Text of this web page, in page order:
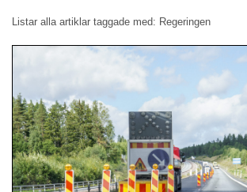
Listar alla artiklar taggade med: Regeringen